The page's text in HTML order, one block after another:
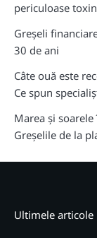
periculoase
Greșeli
30 de ani
Câte ouă este
Ce spun
Marea și
Greșelile de la
Ultimele articole